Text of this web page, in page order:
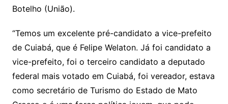
Botelho (União).
“Temos um excelente pré-candidato a vice-prefeito
de Cuiabá, que é Felipe Welaton. Já foi candidato a
vice-prefeito, foi o terceiro candidato a deputado
federal mais votado em Cuiabá, foi vereador, estava
como secretário de Turismo do Estado de Mato